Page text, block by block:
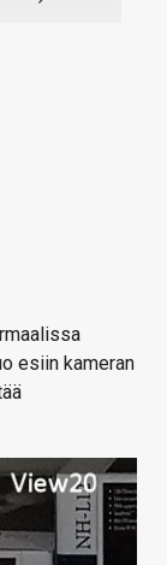
esiin kameran